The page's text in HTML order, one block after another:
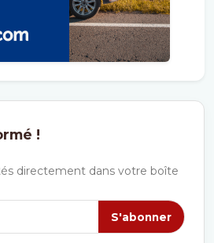
!
directement dans votre boîte
S'abonner